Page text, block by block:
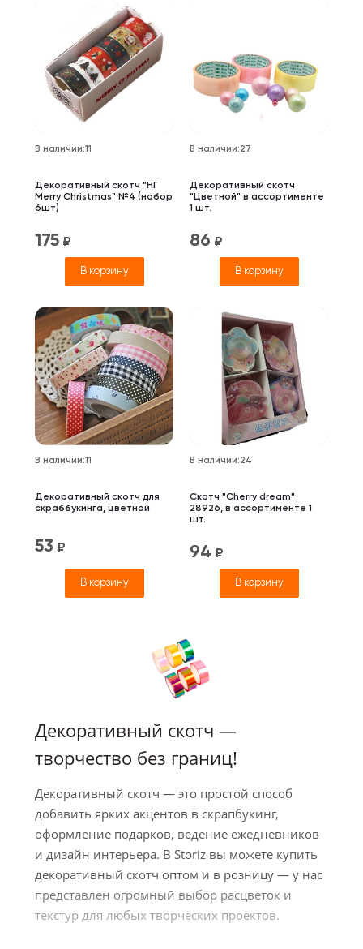
В наличии:11
Декоративный скотч "НГ
Merry Christmas" №4 (набор
6шт)
175 ₽
В корзину
В наличии:27
Декоративный скотч
"Цветной" в ассортименте
1 шт.
86 ₽
В корзину
В наличии:11
Декоративный скотч для
скраббукинга, цветной
53 ₽
В корзину
В наличии:24
Скотч "Cherry dream"
28926, в ассортименте 1
шт.
94 ₽
В корзину
Декоративный скотч —
творчество без границ!
Декоративный скотч — это простой способ
добавить ярких акцентов в скрапбукинг,
оформление подарков, ведение ежедневников
и дизайн интерьера. В Storiz вы можете купить
декоративный скотч оптом и в розницу — у нас
представлен огромный выбор расцветок и
текстур для любых творческих проектов.